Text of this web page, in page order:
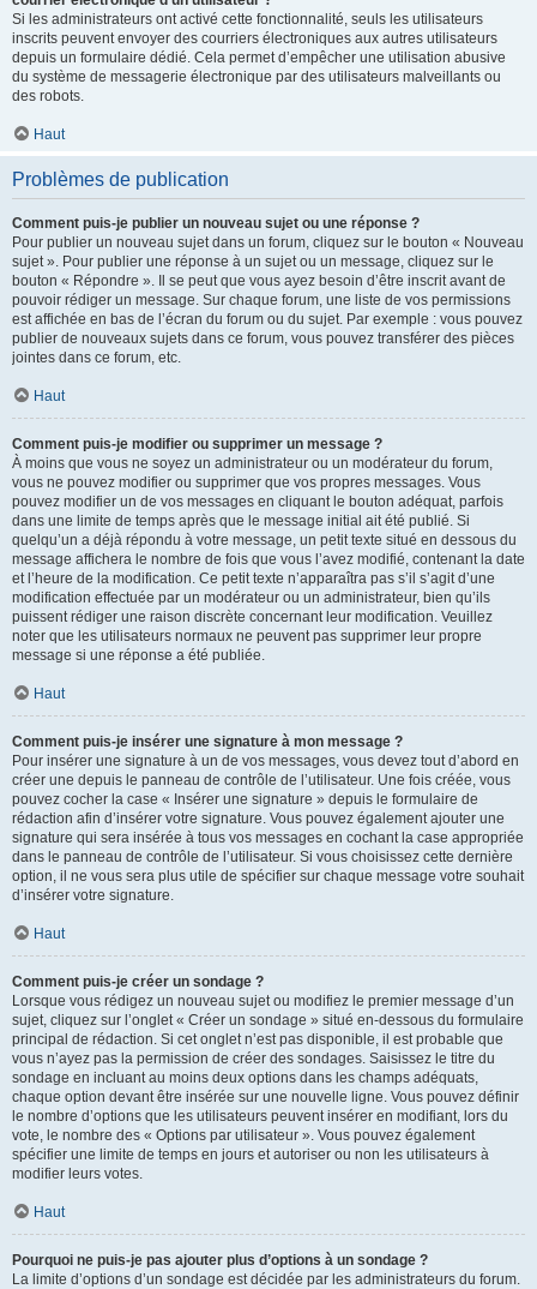
Si les administrateurs ont activé cette fonctionnalité, seuls les utilisateurs
inscrits peuvent envoyer des courriers électroniques aux autres utilisateurs
depuis un formulaire dédié. Cela permet d’empêcher une utilisation abusive
du système de messagerie électronique par des utilisateurs malveillants ou
des robots.
Haut
Problèmes de publication
Comment puis-je publier un nouveau sujet ou une réponse ?
Pour publier un nouveau sujet dans un forum, cliquez sur le bouton « Nouveau
sujet ». Pour publier une réponse à un sujet ou un message, cliquez sur le
bouton « Répondre ». Il se peut que vous ayez besoin d’être inscrit avant de
pouvoir rédiger un message. Sur chaque forum, une liste de vos permissions
est affichée en bas de l’écran du forum ou du sujet. Par exemple : vous pouvez
publier de nouveaux sujets dans ce forum, vous pouvez transférer des pièces
jointes dans ce forum, etc.
Haut
Comment puis-je modifier ou supprimer un message ?
À moins que vous ne soyez un administrateur ou un modérateur du forum,
vous ne pouvez modifier ou supprimer que vos propres messages. Vous
pouvez modifier un de vos messages en cliquant le bouton adéquat, parfois
dans une limite de temps après que le message initial ait été publié. Si
quelqu’un a déjà répondu à votre message, un petit texte situé en dessous du
message affichera le nombre de fois que vous l’avez modifié, contenant la date
et l’heure de la modification. Ce petit texte n’apparaîtra pas s’il s’agit d’une
modification effectuée par un modérateur ou un administrateur, bien qu’ils
puissent rédiger une raison discrète concernant leur modification. Veuillez
noter que les utilisateurs normaux ne peuvent pas supprimer leur propre
message si une réponse a été publiée.
Haut
Comment puis-je insérer une signature à mon message ?
Pour insérer une signature à un de vos messages, vous devez tout d’abord en
créer une depuis le panneau de contrôle de l’utilisateur. Une fois créée, vous
pouvez cocher la case « Insérer une signature » depuis le formulaire de
rédaction afin d’insérer votre signature. Vous pouvez également ajouter une
signature qui sera insérée à tous vos messages en cochant la case appropriée
dans le panneau de contrôle de l’utilisateur. Si vous choisissez cette dernière
option, il ne vous sera plus utile de spécifier sur chaque message votre souhait
d’insérer votre signature.
Haut
Comment puis-je créer un sondage ?
Lorsque vous rédigez un nouveau sujet ou modifiez le premier message d’un
sujet, cliquez sur l’onglet « Créer un sondage » situé en-dessous du formulaire
principal de rédaction. Si cet onglet n’est pas disponible, il est probable que
vous n’ayez pas la permission de créer des sondages. Saisissez le titre du
sondage en incluant au moins deux options dans les champs adéquats,
chaque option devant être insérée sur une nouvelle ligne. Vous pouvez définir
le nombre d’options que les utilisateurs peuvent insérer en modifiant, lors du
vote, le nombre des « Options par utilisateur ». Vous pouvez également
spécifier une limite de temps en jours et autoriser ou non les utilisateurs à
modifier leurs votes.
Haut
Pourquoi ne puis-je pas ajouter plus d’options à un sondage ?
La limite d’options d’un sondage est décidée par les administrateurs du forum.